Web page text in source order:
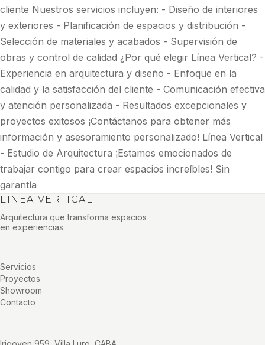
cliente Nuestros servicios incluyen: - Diseño de interiores
y exteriores - Planificación de espacios y distribución -
Selección de materiales y acabados - Supervisión de
obras y control de calidad ¿Por qué elegir Línea Vertical? -
Experiencia en arquitectura y diseño - Enfoque en la
calidad y la satisfacción del cliente - Comunicación efectiva
y atención personalizada - Resultados excepcionales y
proyectos exitosos ¡Contáctanos para obtener más
información y asesoramiento personalizado! Línea Vertical
- Estudio de Arquitectura ¡Estamos emocionados de
trabajar contigo para crear espacios increíbles! Sin
garantía
LINEA VERTICAL
Arquitectura que transforma espacios
en experiencias.
Servicios
Proyectos
Showroom
Contacto